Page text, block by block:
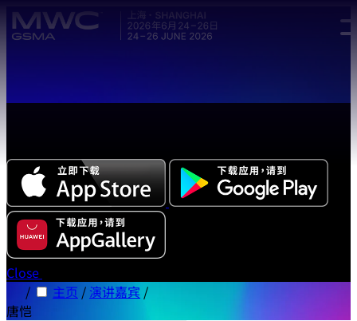
Skip to main content.
Close
/
主页 / 演讲嘉宾 /
唐恺